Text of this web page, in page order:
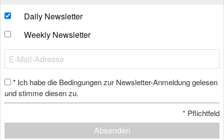
Daily Newsletter
Weekly Newsletter
* Ich habe die Bedingungen zur Newsletter-Anmeldung gelesen
und stimme diesen zu.
* Pflichtfeld
Absenden